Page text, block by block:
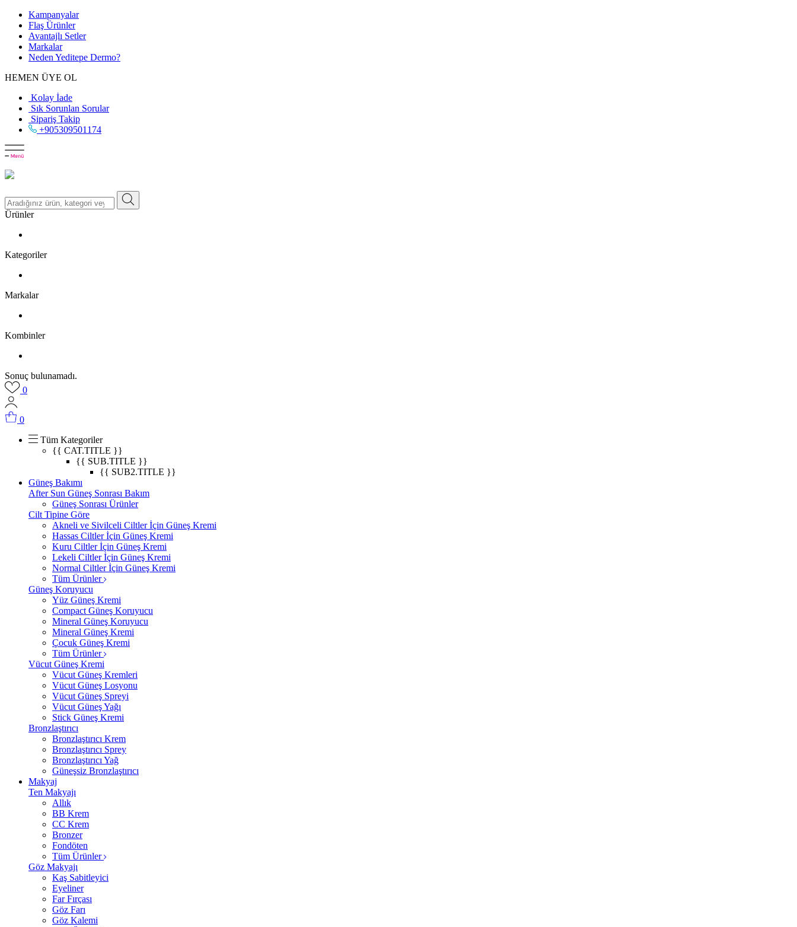
Kampanyalar
Flaş Ürünler
Avantajlı Setler
Markalar
Neden Yeditepe Dermo?
HEMEN ÜYE OL
Kolay İade
Sık Sorunlan Sorular
Sipariş Takip
+905309501174
Ürünler
Kategoriler
Markalar
Kombinler
Sonuç bulunamadı.
0
0
Tüm Kategoriler
{{ CAT.TITLE }}
{{ SUB.TITLE }}
{{ SUB2.TITLE }}
Güneş Bakımı
After Sun Güneş Sonrası Bakım
Güneş Sonrası Ürünler
Cilt Tipine Göre
Akneli ve Sivilceli Ciltler İçin Güneş Kremi
Hassas Ciltler İçin Güneş Kremi
Kuru Ciltler İçin Güneş Kremi
Lekeli Ciltler İçin Güneş Kremi
Normal Ciltler İçin Güneş Kremi
Tüm Ürünler
Güneş Koruyucu
Yüz Güneş Kremi
Compact Güneş Koruyucu
Mineral Güneş Koruyucu
Mineral Güneş Kremi
Çocuk Güneş Kremi
Tüm Ürünler
Vücut Güneş Kremi
Vücut Güneş Kremleri
Vücut Güneş Losyonu
Vücut Güneş Spreyi
Vücut Güneş Yağı
Stick Güneş Kremi
Bronzlaştırıcı
Bronzlaştırıcı Krem
Bronzlaştırıcı Sprey
Bronzlaştırıcı Yağ
Güneşsiz Bronzlaştırıcı
Makyaj
Ten Makyajı
Allık
BB Krem
CC Krem
Bronzer
Fondöten
Tüm Ürünler
Göz Makyajı
Kaş Sabitleyici
Eyeliner
Far Fırçası
Göz Farı
Göz Kalemi